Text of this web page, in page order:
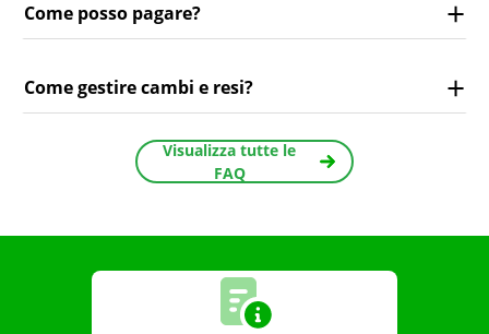
Come posso pagare?
Come gestire cambi e resi?
Visualizza tutte le
FAQ